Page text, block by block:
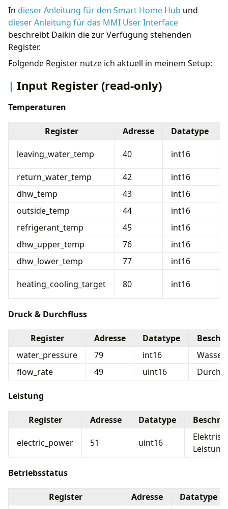
In dieser Anleitung für den Smart Home Hub und
dieser Anleitung für das MMI User Interface
beschreibt Daikin die zur Verfügung stehenden
Register.
Folgende Register nutze ich aktuell in meinem Setup:
Input Register (read-only)
Temperaturen
Register Adresse Datatype
leaving_water_temp 40 int16
return_water_temp
42 int16
dhw_temp
43 int16
outside_temp
44 int16
refrigerant_temp
45 int16
dhw_upper_temp
76 int16
dhw_lower_temp
77 int16
heating_cooling_target 80 int16
Druck & Durchfluss
Register Adresse Datatype
water_pressure
79 int16
flow_rate
49 uint16
Leistung
Register Adresse Datatype
electric_power 51 uint16
Leistung
Betriebsstatus
Register Adresse Datatype